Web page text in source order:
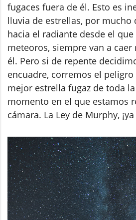
fugaces fuera de él. Esto es
lluvia de estrellas, por mucho
hacia el radiante desde el
meteoros, siempre van a
él. Pero si de repente
encuadre, corremos el
mejor estrella fugaz de toda
momento en el que estamos
cámara. La Ley de Murphy,